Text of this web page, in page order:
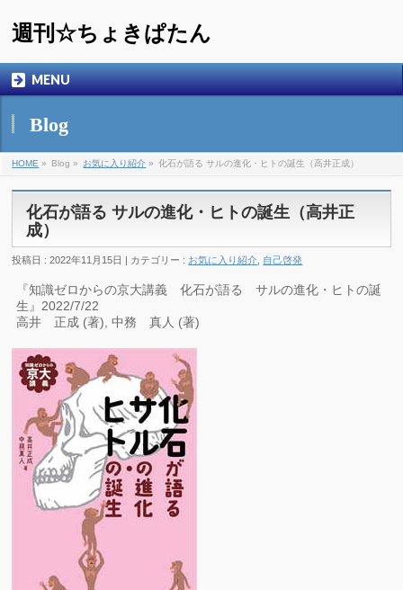
週刊☆ちょきぱたん
MENU
Blog
HOME » Blog » お気に入り紹介 » 化石が語る サルの進化・ヒトの誕生（高井正成）
化石が語る サルの進化・ヒトの誕生（高井正
成）
投稿日 : 2022年11月15日 | カテゴリー : お気に入り紹介 自己啓発
『知識ゼロからの京大講義 化石が語る サルの進化・ヒトの誕
生』2022/7/22
高井 正成 (著), 中務 真人 (著)